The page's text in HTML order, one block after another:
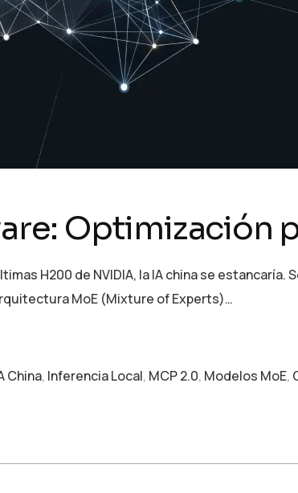
Optimización
H200 de NVIDIA, la IA china se estancaría.
MoE (Mixture of Experts)…
China, Inferencia Local, MCP 2.0, Modelos MoE,